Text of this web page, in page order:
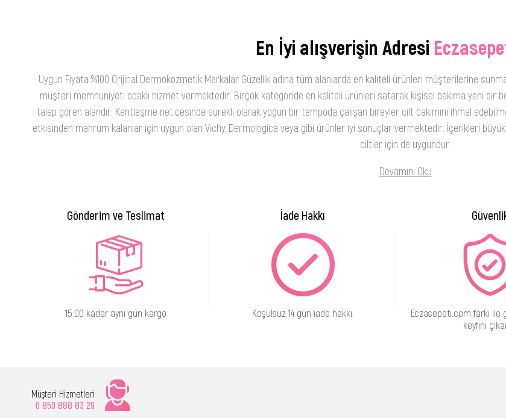
En İyi alışverişin Adresi
Uygun Fiyata %100 Orijinal Dermokozmetik Markalar Güzellik adına tüm alanlarda en kaliteli ürünleri müşterilerine
müşteri memnuniyeti odaklı hizmet vermektedir. Birçok kategoride en kaliteli ürünleri satarak kişisel bakıma yeni bir
talep gören alandır. Kentleşme neticesinde sürekli olarak yoğun bir tempoda çalışan bireyler cilt bakımını ihmal
etkisinden mahrum kalanlar için uygun olan Vichy, Dermologica veya gibi ürünler iyi sonuçlar vermektedir. İçerikleri
ciltler için de uygundur.
Devamını Oku
Gönderim ve Teslimat
15:00 kadar aynı gün kargo
İade Hakkı
Koşulsuz 14 gün iade hakkı.
Eczasepeti.com farkı ile
keyfini
Müşteri Hizmetleri
0 850 888 83 29